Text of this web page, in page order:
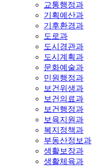
교통행정과
기획예산과
기후환경과
도로과
도시경관과
도시계획과
문화예술과
민원행정과
보건위생과
보건의료과
보건행정과
보육지원과
복지정책과
부동산정보과
생활보장과
생활체육과